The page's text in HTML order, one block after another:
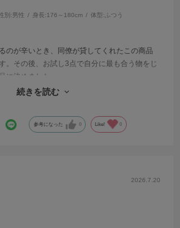
別:男性 身長:176～180cm 体型: ふつう
のが辛いとき、同僚が貸してくれたこの商品
。その後、お試し3点で自分に最も合う物をじ
に決めました。
、1日中座っている人にはとてもお勧めできま
続きを読む
参考になった 0 Like! 0
2026.7.20